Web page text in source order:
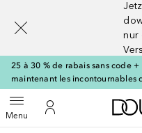
nur
25 à 30 % de rabais sans code
maintenant les incontournables
MenuOuvrir le menuVers Mon Compte
Retourner
Exécuter la recherche